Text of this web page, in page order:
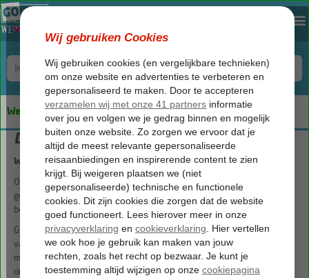
We keep you safe!
De boeking
Wanneer is mijn boeking definitief?
Op het moment dat je alle gegevens hebt doorgegeven en akkoord bent
gegaan met de voorwaarden, beschouwt GOfun dit als een definitieve
boeking.
GOfun gaat ervanuit dat je op de hoogte bent van de voorwaarden die
van toepassing zijn op de geboekte reis. De boeking wordt zo spoedig
mogelijk via mail bevestigd, deze dien je zelf te controleren op
onjuistheden. Tevens ben je zelf verantwoordelijk voor het opgeven van